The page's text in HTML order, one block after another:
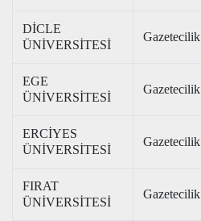
DİCLE
ÜNİVERSİTESİ
Gazetecilik
EGE
ÜNİVERSİTESİ
Gazetecilik
ERCİYES
ÜNİVERSİTESİ
Gazetecilik
FIRAT
ÜNİVERSİTESİ
Gazetecilik